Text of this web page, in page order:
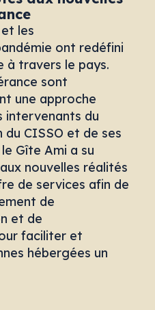
les
ont redéfini
à travers le pays.
sont
une approche
intervenants du
du CISSO et de ses
Gîte Ami a su
nouvelles réalités
de services afin de
de
et de
faciliter et
hébergées un